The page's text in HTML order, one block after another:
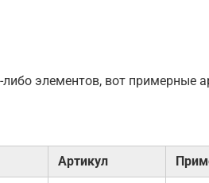
либо элементов, вот примерные
Артикул